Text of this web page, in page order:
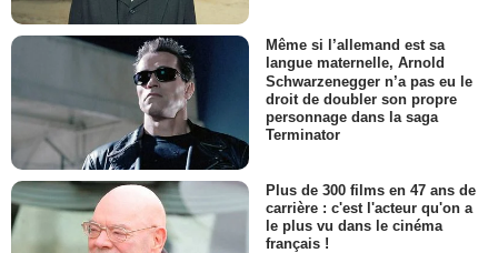
Même si l’allemand est sa
langue maternelle, Arnold
Schwarzenegger n’a pas eu le
droit de doubler son propre
personnage dans la saga
Terminator
Plus de 300 films en 47 ans de
carrière : c'est l'acteur qu'on a
le plus vu dans le cinéma
français !